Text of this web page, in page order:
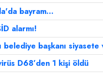
bayram...
alarmı!
belediye başkanı
D68’den 1 kişi öldü